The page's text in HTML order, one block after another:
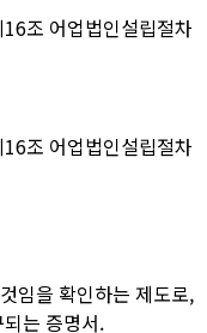
조 어업법인설립절차
조 어업법인설립절차
임을 확인하는 제도로,
는 증명서.